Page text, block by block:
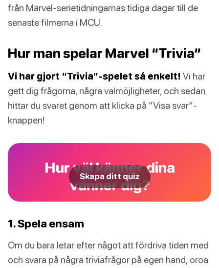
från Marvel-serietidningarnas tidiga dagar till de
senaste filmerna i MCU.
Hur man spelar Marvel “Trivia”
Vi har gjort “Trivia”-spelet så enkelt! Vi har
gett dig frågorna, några valmöjligheter, och sedan
hittar du svaret genom att klicka på ”Visa svar”-
knappen!
Hur väl känner dina
vänner dig?
Skapa ditt quiz
1. Spela ensam
Om du bara letar efter något att fördriva tiden med
och svara på några triviafrågor på egen hand, oroa